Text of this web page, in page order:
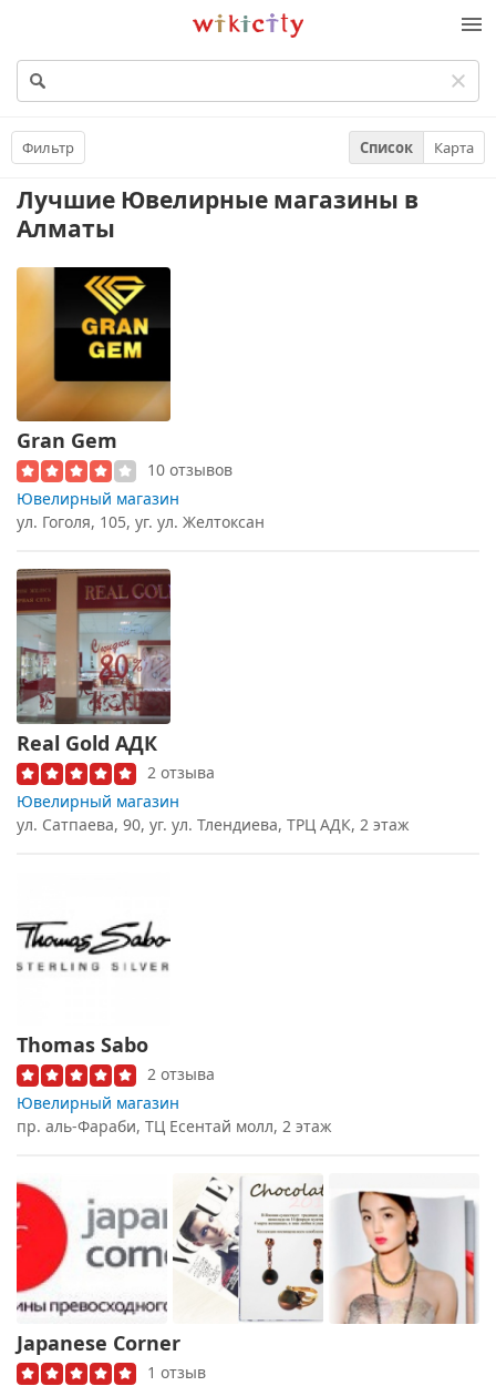
Викисити
Фильтр Список Карта
Лучшие Ювелирные магазины в
Алматы
Gran Gem
10 отзывов
Ювелирный магазин
ул. Гоголя, 105, уг. ул. Желтоксан
Real Gold АДК
2 отзыва
Ювелирный магазин
ул. Сатпаева, 90, уг. ул. Тлендиева, ТРЦ АДК, 2 этаж
Thomas Sabo
2 отзыва
Ювелирный магазин
пр. аль-Фараби, ТЦ Есентай молл, 2 этаж
Japanese Corner
1 отзыв